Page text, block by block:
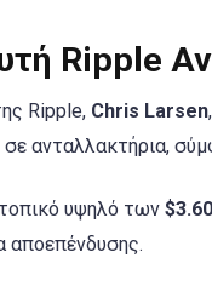
Ripple
Ripple, Chris Larsen
σε ανταλλακτήρια,
υψηλό των $3.60
αποεπένδυσης.